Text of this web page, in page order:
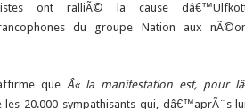
ont ralliÃ© la cause
du groupe Nation aux
que Â« la manifestation est, pour
20.000 sympathisants qui, dâ€™aprÃ¨s